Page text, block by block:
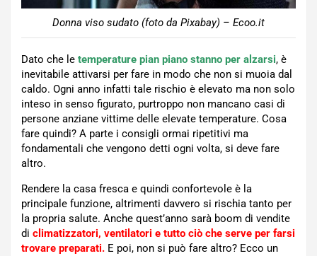
Donna viso sudato (foto da Pixabay) – Ecoo.it
Dato che le temperature pian piano stanno per alzarsi, è
inevitabile attivarsi per fare in modo che non si muoia dal
caldo. Ogni anno infatti tale rischio è elevato ma non solo
inteso in senso figurato, purtroppo non mancano casi di
persone anziane vittime delle elevate temperature. Cosa
fare quindi? A parte i consigli ormai ripetitivi ma
fondamentali che vengono detti ogni volta, si deve fare
altro.
Rendere la casa fresca e quindi confortevole è la
principale funzione, altrimenti davvero si rischia tanto per
la propria salute. Anche quest’anno sarà boom di vendite
di climatizzatori, ventilatori e tutto ciò che serve per farsi
trovare preparati. E poi, non si può fare altro? Ecco un